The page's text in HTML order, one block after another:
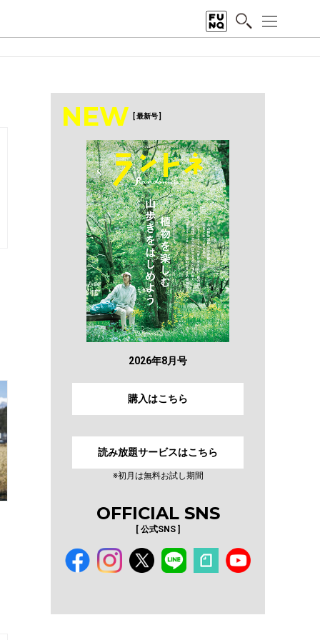
NEW [ 最新号 ]
2026年8月号
購入はこちら
読み放題サービスはこちら
※初月は無料お試し期間
OFFICIAL SNS
[ 公式SNS ]